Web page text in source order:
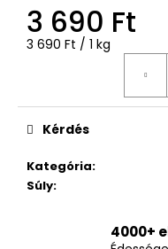
3 690 Ft
Egységár:
3 690 Ft / 1 kg
Kategória:
Súly:
Kérdés
4000+
TUTTI
MANGÓ-
KÓKUSZ
Ft